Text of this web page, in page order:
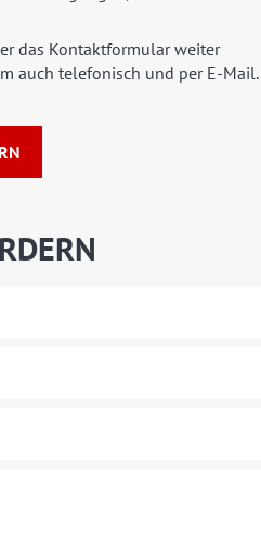
das Kontaktformular weiter
auch telefonisch und per E-Mail.